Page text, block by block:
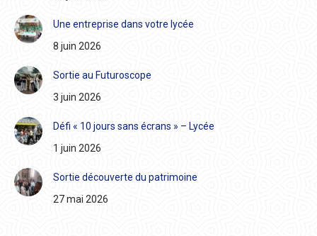
Une entreprise dans votre lycée
8 juin 2026
Sortie au Futuroscope
3 juin 2026
Défi « 10 jours sans écrans » – Lycée
1 juin 2026
Sortie découverte du patrimoine
27 mai 2026